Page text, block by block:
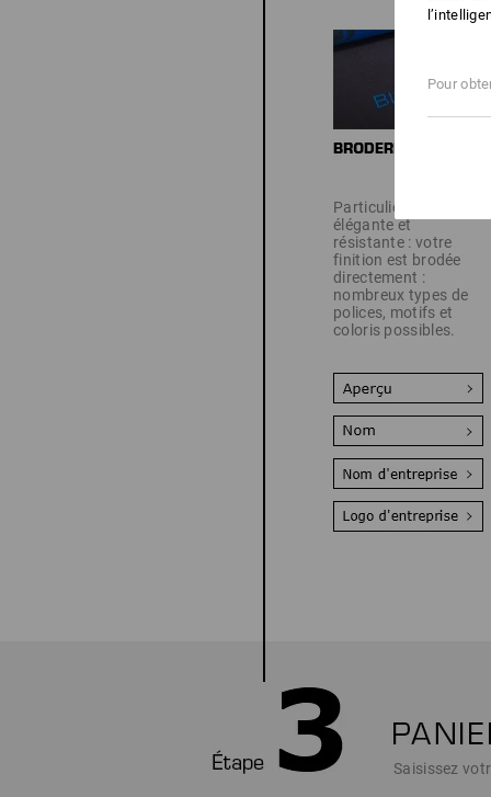
Particulièrement
élégante et
résistante : votre
finition est brodée
directement :
nombreux types de
polices, motifs et
coloris possibles.
Saisissez
Pour